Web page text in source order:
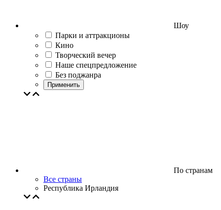
Шоу
Парки и аттракционы
Кино
Творческий вечер
Наше спецпредложение
Без поджанра
Применить
По странам
Все страны
Республика Ирландия